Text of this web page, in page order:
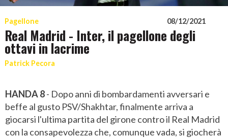
Pagellone 08/12/2021
Real Madrid - Inter, il pagellone degli
ottavi in lacrime
Patrick Pecora
HANDA 8- Dopo anni di bombardamenti avversari e
beffe al gusto PSV/Shakhtar, finalmente arriva a
giocarsi l'ultima partita del girone contro il Real Madrid
con la consapevolezza che, comunque vada, si giocherà